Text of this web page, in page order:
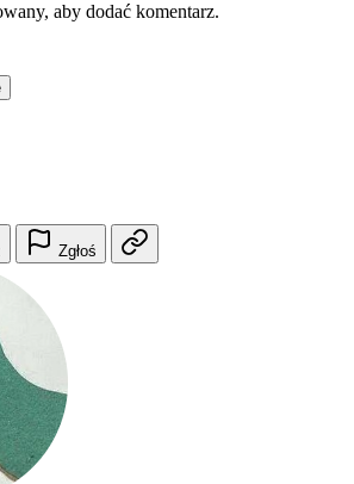
aby dodać komentarz.
Zgłoś